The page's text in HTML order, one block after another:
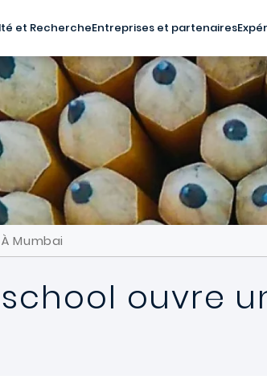
et RechercheEntreprises et partenaires
Mumbai
ouvre